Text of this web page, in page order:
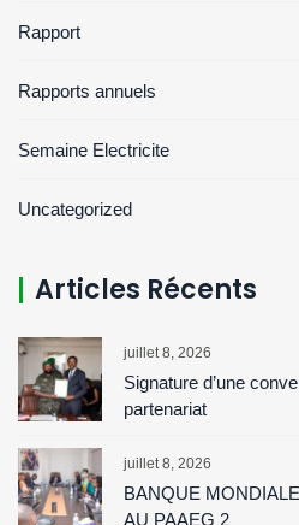
Rapport
Rapports annuels
Semaine Electricite
Uncategorized
Articles Récents
juillet 8, 2026
Signature d’une
partenariat
juillet 8, 2026
BANQUE
AU PAAEG 2